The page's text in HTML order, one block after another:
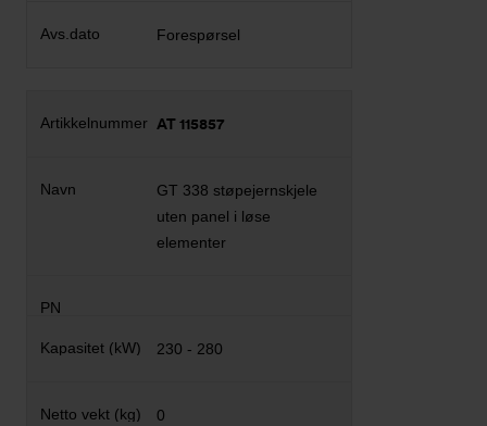
Forespørsel
AT 115857
GT 338 støpejernskjele
uten panel i løse
elementer
230 - 280
0